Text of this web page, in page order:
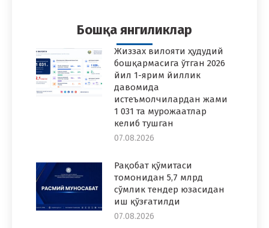
Бошқа янгиликлар
Жиззах вилояти ҳудудий
бошқармасига ўтган 2026
йил 1-ярим йиллик
давомида
истеъмолчилардан жами
1 031 та мурожаатлар
келиб тушган
07.08.2026
Рақобат қўмитаси
томонидан 5,7 млрд
сўмлик тендер юзасидан
иш қўзғатилди
07.08.2026